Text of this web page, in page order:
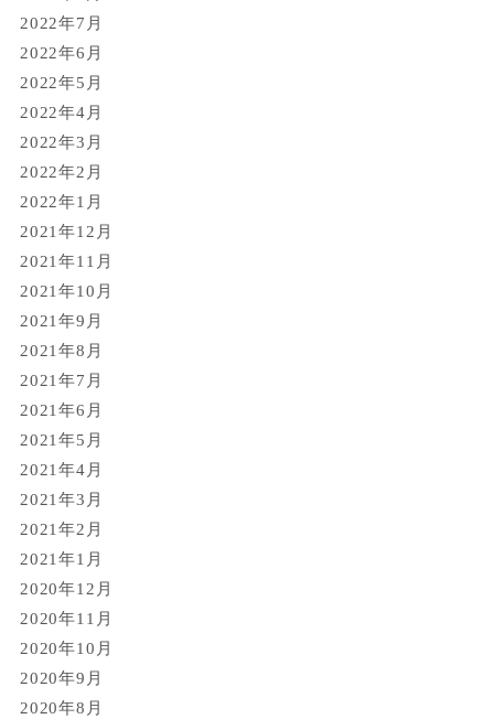
2022年7月
2022年6月
2022年5月
2022年4月
2022年3月
2022年2月
2022年1月
2021年12月
2021年11月
2021年10月
2021年9月
2021年8月
2021年7月
2021年6月
2021年5月
2021年4月
2021年3月
2021年2月
2021年1月
2020年12月
2020年11月
2020年10月
2020年9月
2020年8月